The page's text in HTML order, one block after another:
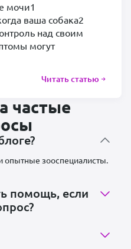
мочи1
ваша собака2
над своим
могут
Читать статью
частые
зооспециалисты.
помощь, если